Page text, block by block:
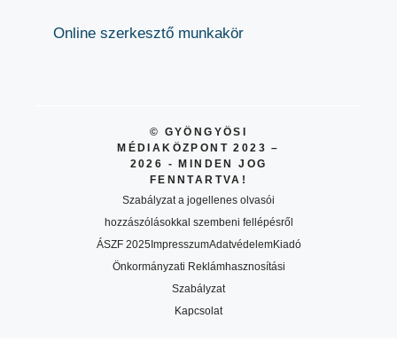
Online szerkesztő munkakör
© GYÖNGYÖSI
MÉDIAKÖZPONT 2023 –
2026 - MINDEN JOG
FENNTARTVA!
Szabályzat a jogellenes olvasói
hozzászólásokkal szembeni fellépésről
ÁSZF 2025ImpresszumAdatvédelemKiadó
Önkormányzati Reklámhasznosítási
Szabályzat
Kapcsolat